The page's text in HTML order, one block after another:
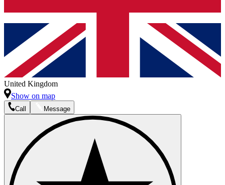
United Kingdom
Show on map
Call Message